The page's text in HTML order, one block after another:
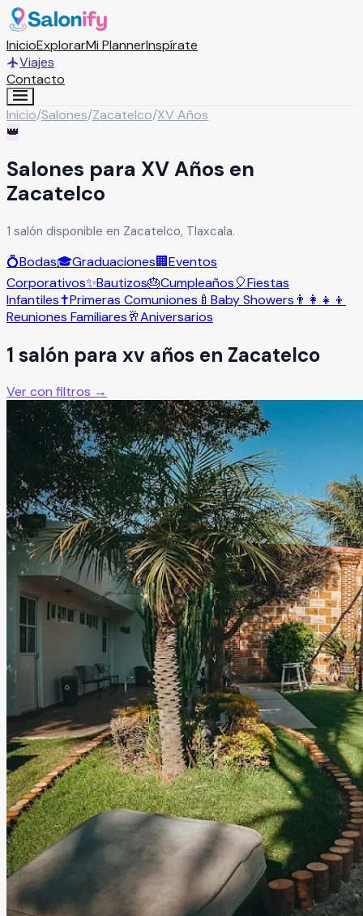
InicioExplorarMi PlannerInspírate
Viajes
Contacto
Inicio/Salones/Zacatelco/XV Años
👑
Salones para XV Años en
Zacatelco
1 salón disponible en Zacatelco, Tlaxcala.
💍Bodas🎓Graduaciones🏢Eventos
Corporativos✨Bautizos🎂Cumpleaños🎈Fiestas
Infantiles✝️Primeras Comuniones 🍼 Baby Showers 👨‍👩‍👧‍👦
Reuniones Familiares🥂Aniversarios
1 salón para xv años en Zacatelco
Ver con filtros →